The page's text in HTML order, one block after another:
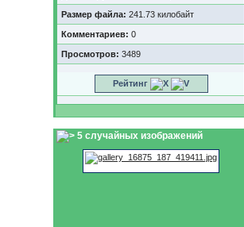
Размер файла: 241.73 килобайт
Комментариев: 0
Просмотров:3489
Рейтинг
5 случайных изображений